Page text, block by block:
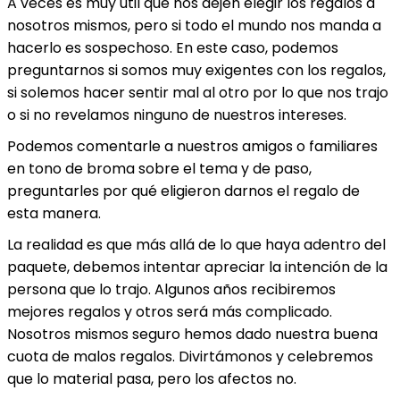
nosotros mismos, pero si todo el mundo nos manda a
hacerlo es sospechoso. En este caso, podemos
preguntarnos si somos muy exigentes con los regalos,
si solemos hacer sentir mal al otro por lo que nos trajo
o si no revelamos ninguno de nuestros intereses.
Podemos comentarle a nuestros amigos o familiares
en tono de broma sobre el tema y de paso,
preguntarles por qué eligieron darnos el regalo de
esta manera.
La realidad es que más allá de lo que haya adentro del
paquete, debemos intentar apreciar la intención de la
persona que lo trajo. Algunos años recibiremos
mejores regalos y otros será más complicado.
Nosotros mismos seguro hemos dado nuestra buena
cuota de malos regalos. Divirtámonos y celebremos
que lo material pasa, pero los afectos no.